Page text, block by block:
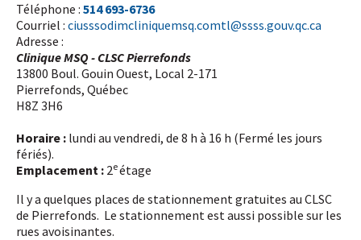
Téléphone : 514 693-6736
Courriel : ciusssodimcliniquemsq.comtl@ssss.gouv.qc.ca
Adresse :
Clinique MSQ - CLSC Pierrefonds
13800 Boul. Gouin Ouest, Local 2-171
Pierrefonds, Québec
H8Z 3H6
Horaire : lundi au vendredi, de 8 h à 16 h (Fermé les jours
fériés).
Emplacement : 2eétage
Il y a quelques places de stationnement gratuites au CLSC
de Pierrefonds. Le stationnement est aussi possible sur les
rues avoisinantes.